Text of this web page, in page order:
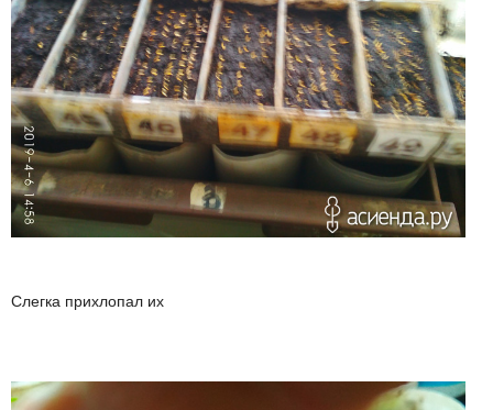
Слегка прихлопал их